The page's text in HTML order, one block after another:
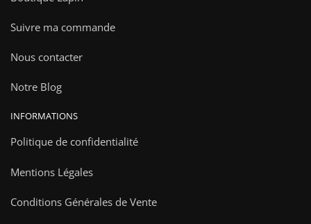
Suivre ma commande
Nous contacter
Notre Blog
INFORMATIONS
Politique de confidentialité
Mentions Légales
Conditions Générales de Vente